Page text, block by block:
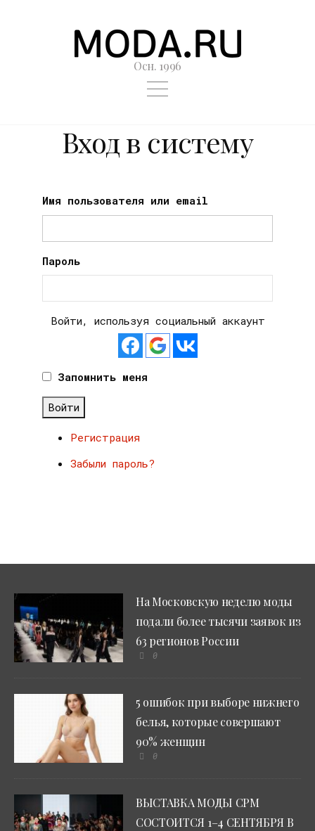
Осн. 1996
Вход в систему
Имя пользователя или email
Пароль
Войти, используя социальный аккаунт
Запомнить меня
Войти
Регистрация
Забыли пароль?
На Московскую неделю моды
подали более тысячи заявок из
63 регионов России
0
5 ошибок при выборе нижнего
белья, которые совершают
90% женщин
0
ВЫСТАВКА МОДЫ CPM
СОСТОИТСЯ 1–4 СЕНТЯБРЯ В